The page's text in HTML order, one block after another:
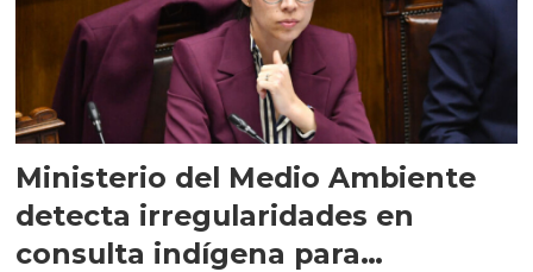
Ministerio del Medio Ambiente
detecta irregularidades en
consulta indígena para